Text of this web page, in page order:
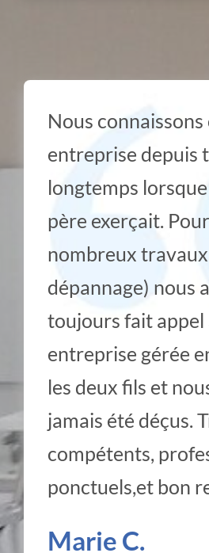
Nous
entreprise depuis
longtemps
père exerçait.
nombreux
dépannage) nous
toujours fait appel
entreprise gérée
les deux fils et
jamais été déçus.
compétents,
ponctuels,et bon
Marie C.